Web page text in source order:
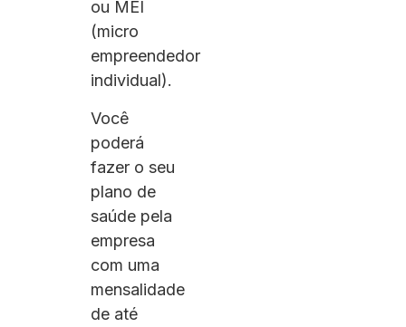
ou MEI
(micro
empreendedor
individual).
Você
poderá
fazer o seu
plano de
saúde pela
empresa
com uma
mensalidade
de até